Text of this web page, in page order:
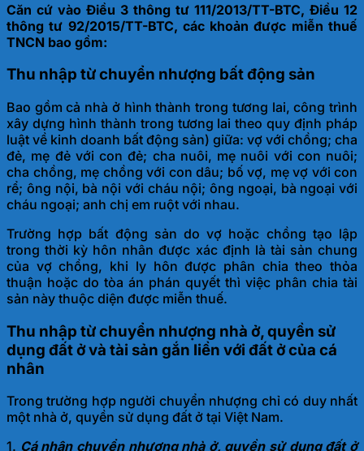
Căn cứ vào Điều 3 thông tư 111/2013/TT-BTC, Điều 12
thông tư 92/2015/TT-BTC, các khoản được miễn thuế
TNCN bao gồm:
Thu nhập từ chuyển nhượng bất động sản
Bao gồm cả nhà ở hình thành trong tương lai, công trình
xây dựng hình thành trong tương lai theo quy định pháp
luật về kinh doanh bất động sản) giữa: vợ với chồng; cha
đẻ, mẹ đẻ với con đẻ; cha nuôi, mẹ nuôi với con nuôi;
cha chồng, mẹ chồng với con dâu; bố vợ, mẹ vợ với con
rể; ông nội, bà nội với cháu nội; ông ngoại, bà ngoại với
cháu ngoại; anh chị em ruột với nhau.
Trường hợp bất động sản do vợ hoặc chồng tạo lập
trong thời kỳ hôn nhân được xác định là tài sản chung
của vợ chồng, khi ly hôn được phân chia theo thỏa
thuận hoặc do tòa án phán quyết thì việc phân chia tài
sản này thuộc diện được miễn thuế.
Thu nhập từ chuyển nhượng nhà ở, quyền sử
dụng đất ở và tài sản gắn liền với đất ở của cá
nhân
Trong trường hợp người chuyển nhượng chỉ có duy nhất
một nhà ở, quyền sử dụng đất ở tại Việt Nam.
1. Cá nhân chuyển nhượng nhà ở, quyền sử dụng đất ở